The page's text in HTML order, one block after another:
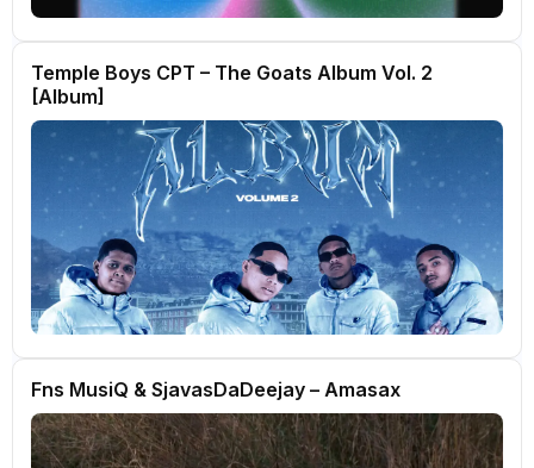
Temple Boys CPT – The Goats Album Vol. 2
[Album]
Fns MusiQ & SjavasDaDeejay – Amasax